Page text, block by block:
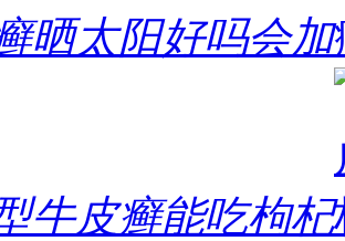
晒太阳好吗会加
牛皮癣能吃枸杞